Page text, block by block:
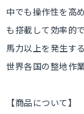
中でも操作性を高
も搭載して効率的
馬力以上を発生す
世界各国の整地作
【商品について】